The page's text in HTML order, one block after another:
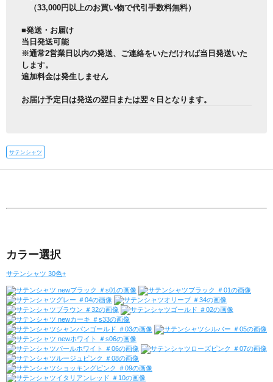
（33,000円以上のお買い物で代引手数料無料）
■発送・お届け
当日発送可能
※通常2営業日以内の発送、ご連絡をいただければ当日発送いた
します。
追加料金は発生しません
お届け予定日は発送の翌日または翌々日となります。
サテンシャツ
カラー選択
サテンシャツ 30色+